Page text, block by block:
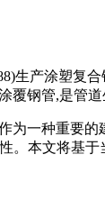
生产涂塑复
覆钢管,是管
为一种重要
。本文将基于